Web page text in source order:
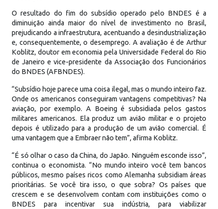
O resultado do fim do subsídio operado pelo BNDES é a
diminuição ainda maior do nível de investimento no Brasil,
prejudicando a infraestrutura, acentuando a desindustrialização
e, consequentemente, o desemprego. A avaliação é de Arthur
Koblitz, doutor em economia pela Universidade Federal do Rio
de Janeiro e vice-presidente da Associação dos Funcionários
do BNDES (AFBNDES).
“Subsídio hoje parece uma coisa ilegal, mas o mundo inteiro faz.
Onde os americanos conseguiram vantagens competitivas? Na
aviação, por exemplo. A Boeing é subsidiada pelos gastos
militares americanos. Ela produz um avião militar e o projeto
depois é utilizado para a produção de um avião comercial. É
uma vantagem que a Embraer não tem”, afirma Koblitz.
“É só olhar o caso da China, do Japão. Ninguém esconde isso”,
continua o economista. “No mundo inteiro você tem bancos
públicos, mesmo países ricos como Alemanha subsidiam áreas
prioritárias. Se você tira isso, o que sobra? Os países que
crescem e se desenvolvem contam com instituições como o
BNDES para incentivar sua indústria, para viabilizar